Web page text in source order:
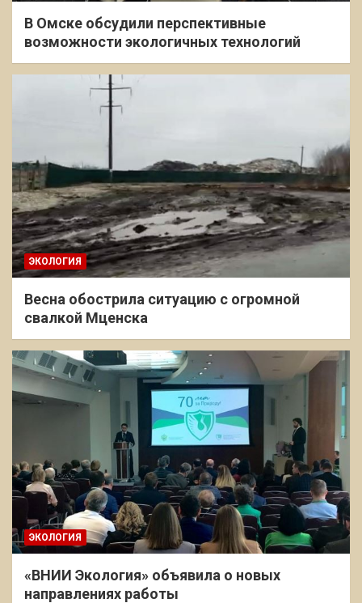
В Омске обсудили перспективные
возможности экологичных технологий
ЭКОЛОГИЯ
Весна обострила ситуацию с огромной
свалкой Мценска
ЭКОЛОГИЯ
«ВНИИ Экология» объявила о новых
направлениях работы